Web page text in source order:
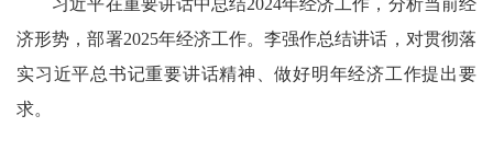
济形势，部署2025年经济工作。李强作总结讲话，对贯彻落
实习近平总书记重要讲话精神、做好明年经济工作提出要
求。